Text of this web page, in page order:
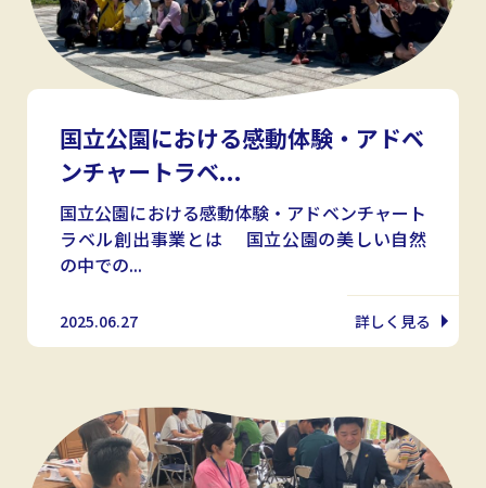
国立公園における感動体験・アドベ
ンチャートラベ...
国立公園における感動体験・アドベンチャート
ラベル創出事業とは 国立公園の美しい自然
の中での...
2025.06.27 詳しく見る